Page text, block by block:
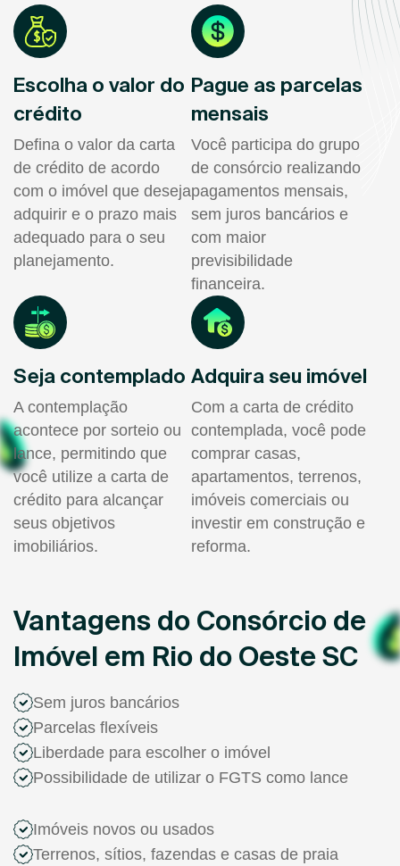
Escolha o valor do
crédito
Defina o valor da carta
de crédito de acordo
com o imóvel que deseja
adquirir e o prazo mais
adequado para o seu
planejamento.
Pague as parcelas
mensais
Você participa do grupo
de consórcio realizando
pagamentos mensais,
sem juros bancários e
com maior
previsibilidade
financeira.
Seja contemplado
A contemplação
acontece por sorteio ou
lance, permitindo que
você utilize a carta de
crédito para alcançar
seus objetivos
imobiliários.
Adquira seu imóvel
Com a carta de crédito
contemplada, você pode
comprar casas,
apartamentos, terrenos,
imóveis comerciais ou
investir em construção e
reforma.
Vantagens do Consórcio de
Imóvel em Rio do Oeste SC
Sem juros bancários
Parcelas flexíveis
Liberdade para escolher o imóvel
Possibilidade de utilizar o FGTS como lance
Imóveis novos ou usados
Terrenos, sítios, fazendas e casas de praia